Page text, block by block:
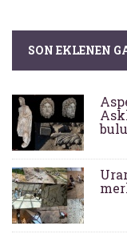
SON EKLENEN